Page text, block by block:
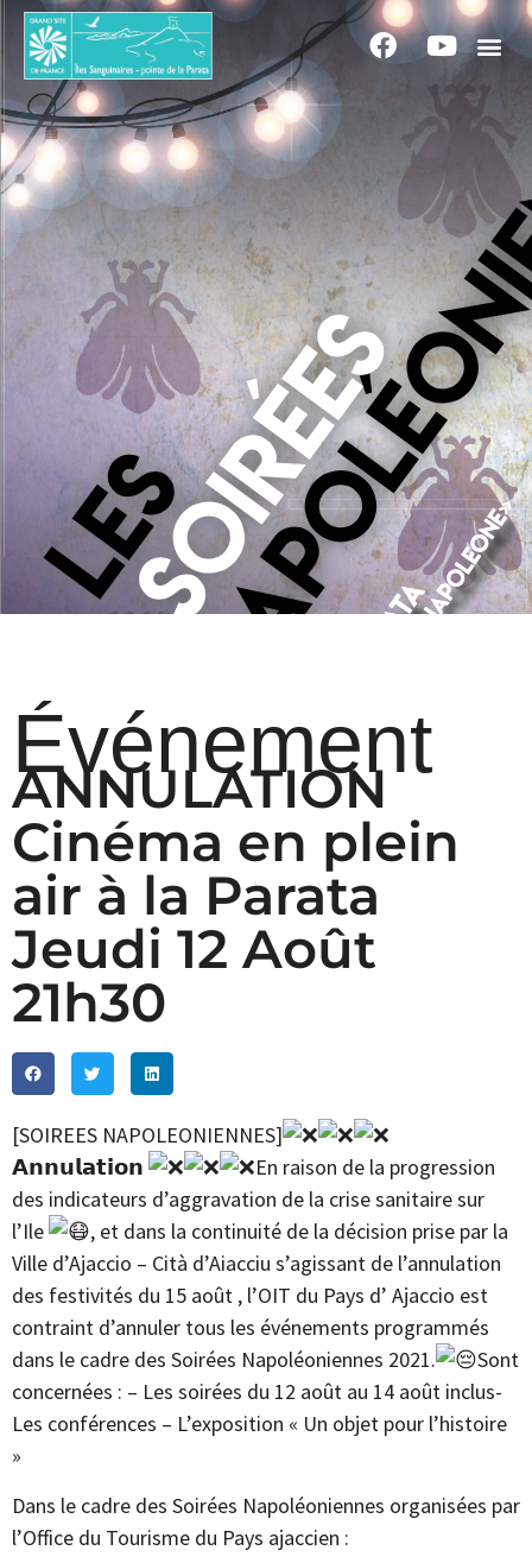
Événement
ANNULATION
Cinéma en plein
air à la Parata
Jeudi 12 Août
21h30
[SOIREES NAPOLEONIENNES]
𝗔𝗻𝗻𝘂𝗹𝗮𝘁𝗶𝗼𝗻
En raison de la progression
des indicateurs d’aggravation de la crise sanitaire sur
l’Ile
, et dans la continuité de la décision prise par la
Ville d’Ajaccio – Cità d’Aiacciu s’agissant de l’annulation
des festivités du 15 août , l’OIT du Pays d’ Ajaccio est
contraint d’annuler tous les événements programmés
dans le cadre des Soirées Napoléoniennes 2021.
Sont
concernées : – Les soirées du 12 août au 14 août inclus-
Les conférences – L’exposition « Un objet pour l’histoire
»
Dans le cadre des Soirées Napoléoniennes organisées par
l’Office du Tourisme du Pays ajaccien :